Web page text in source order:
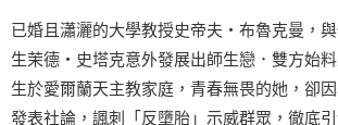
已婚且瀟灑的大學教授史帝夫‧布魯克曼，
生茉德‧史塔克意外發展出師生戀．雙方始
生於愛爾蘭天主教家庭，青春無畏的她，卻
發表社論，諷刺「反墮胎」示威群眾，徹底